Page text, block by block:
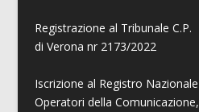
Registrazione al Tribunale C.P.
di Verona nr 2173/2022
Iscrizione al Registro Nazionale
Operatori della Comunicazione,